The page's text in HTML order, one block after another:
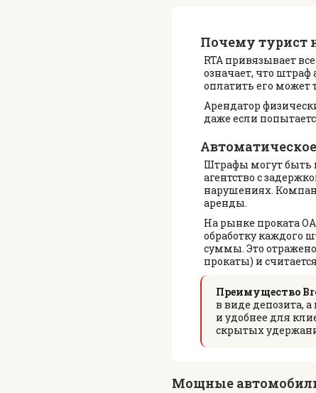
Почему турист
RTA привязывает
означает, что
оплатить его может
Арендатор
даже если
Штрафы могут быть
агентство с
нарушениях.
аренды.
На рынке проката
обработку каждого
суммы. Это
прокаты) и
Преимущество
в виде депозита,
и удобнее для
скрытых
Мощные